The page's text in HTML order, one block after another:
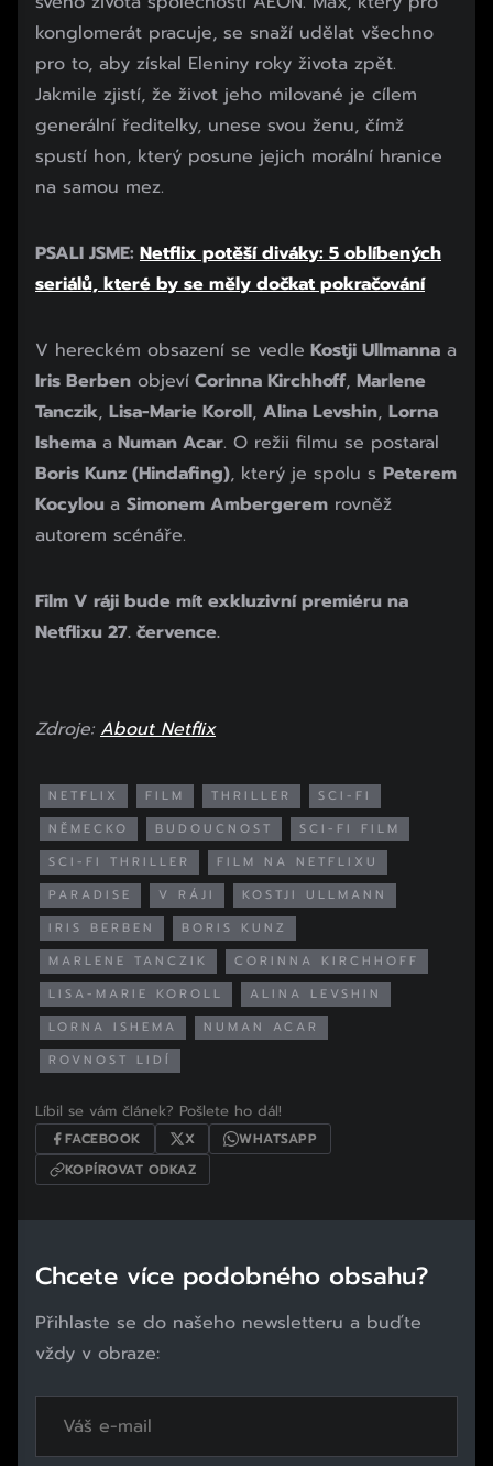
konglomerát pracuje, se snaží udělat všechno
pro to, aby získal Eleniny roky života zpět.
Jakmile zjistí, že život jeho milované je cílem
generální ředitelky, unese svou ženu, čímž
spustí hon, který posune jejich morální hranice
na samou mez.
PSALI JSME: Netflix potěší diváky: 5 oblíbených
seriálů, které by se měly dočkat pokračování
V hereckém obsazení se vedle Kostji Ullmanna a
Iris Berben objeví Corinna Kirchhoff, Marlene
Tanczik, Lisa-Marie Koroll, Alina Levshin, Lorna
Ishema a Numan Acar. O režii filmu se postaral
Boris Kunz (Hindafing), který je spolu s Peterem
Kocylou a Simonem Ambergerem rovněž
autorem scénáře.
Film V ráji bude mít exkluzivní premiéru na
Netflixu 27. července.
Zdroje: About Netflix
NETFLIX FILM THRILLER
SCI-FI
NĚMECKO
BUDOUCNOST
SCI-FI FILM
SCI-FI THRILLER
FILM NA NETFLIXU
PARADISE
V RÁJI
KOSTJI ULLMANN
IRIS BERBEN
BORIS KUNZ
MARLENE TANCZIK
CORINNA KIRCHHOFF
LISA-MARIE KOROLL
ALINA LEVSHIN
LORNA ISHEMA
NUMAN ACAR
ROVNOST LIDÍ
Líbil se vám článek? Pošlete ho dál!
FACEBOOK X
WHATSAPP
KOPÍROVAT ODKAZ
Chcete více podobného obsahu?
Přihlaste se do našeho newsletteru a buďte
vždy v obraze: